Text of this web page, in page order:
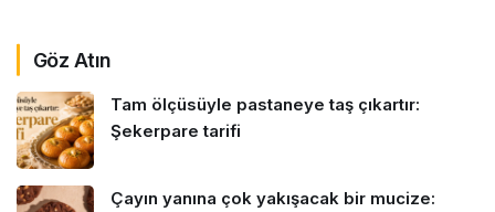
Göz Atın
Tam ölçüsüyle pastaneye taş çıkartır:
Şekerpare tarifi
Çayın yanına çok yakışacak bir mucize: